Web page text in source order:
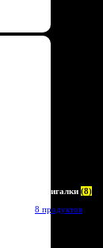
Зажигалки (8)
8 продуктов